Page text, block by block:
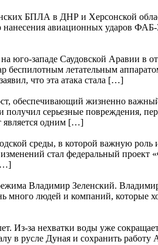
БПЛА в ДНР и Херсонской
авиационных ударов
западе Саудовской Аравии в
летательным
что эта атака стала […]
обеспечивающий жизненно
серьезные повреждения,
является одним […]
среды, в которой важную роль
стал федеральный
Владимир Зеленский.
людей и компаний, которые
Из-за нехватки воды уже
в русле Дуная и сохранить